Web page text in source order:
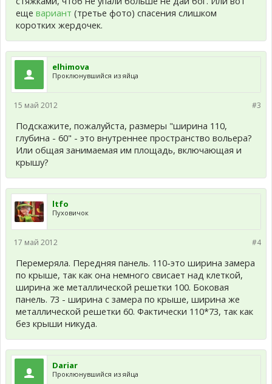
еще вариант (третье фото) спасения слишком
коротких жердочек.
elhimova
Проклюнувшийся из яйца
#3
15 май 2012
Подскажите, пожалуйста, размеры "ширина 110,
глубина - 60" - это внутреннее пространство вольера?
Или общая занимаемая им площадь, включающая и
крышу?
ltfo
Пуховичок
#4
17 май 2012
Перемеряла. Передняя панель. 110-это ширина замера
по крыше, так как она немного свисает над клеткой,
ширина же металлической решетки 100. Боковая
панель. 73 - ширина с замера по крыше, ширина же
металлической решетки 60. Фактически 110*73, так как
без крыши никуда.
Dariar
Проклюнувшийся из яйца